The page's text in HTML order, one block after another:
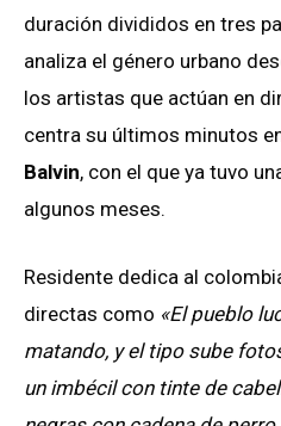
duración divididos en tres
analiza el género urbano
los artistas que actúan en
centra su últimos minutos
Balvin, con el que ya tuvo
algunos meses.
Residente dedica al
directas como «El pueblo
matando, y el tipo sube
un imbécil con tinte de